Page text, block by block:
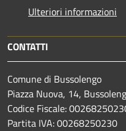
Ulteriori informazioni
CONTATTI
Comune di Bussolengo
Piazza Nuova, 14,
Codice Fiscale:
Partita IVA: 00268250230